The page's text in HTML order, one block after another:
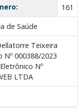
161
de Saúde
Teixeira
Nº 000388/2023
Nº
LTDA